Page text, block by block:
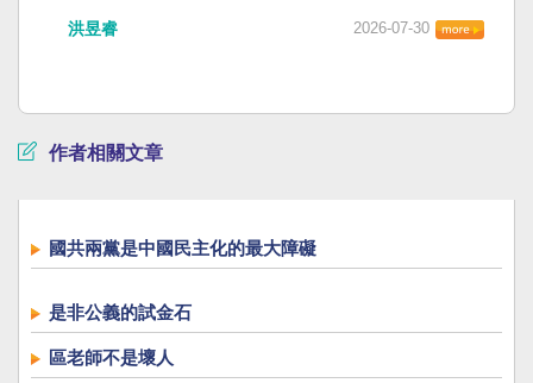
洪昱睿 2026-07-30
作者相關文章
國共兩黨是中國民主化的最大障礙
是非公義的試金石
區老師不是壞人